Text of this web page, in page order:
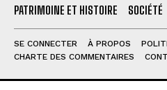
PATRIMOINE ET HISTOIRE
SOCIÉTÉ
SE CONNECTER À PROPOS
CHARTE DES COMMENTAIRES